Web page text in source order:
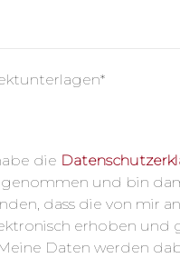
die
genommen und bin
dass die von mir
erhoben und
Daten werden